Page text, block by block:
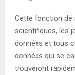
Cette fonction de
scientifiques, les
données et tous
données qui se
trouveront